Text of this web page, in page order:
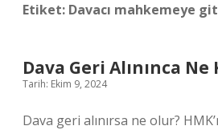
Etiket: Davacı mahkemeye
Dava Geri Alınınca
Tarih: Ekim 9, 2024
Dava geri alınırsa ne olur?